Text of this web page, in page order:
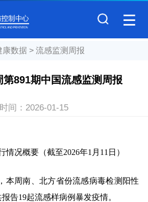
康数据> 流感监测周报
第891期中国流感监测周报
时间： 2026-01-15
情况概要（截至2026年1 月11日）
本周南、北方省份流感病毒检测阳性
告19起流感样病例暴发疫情。